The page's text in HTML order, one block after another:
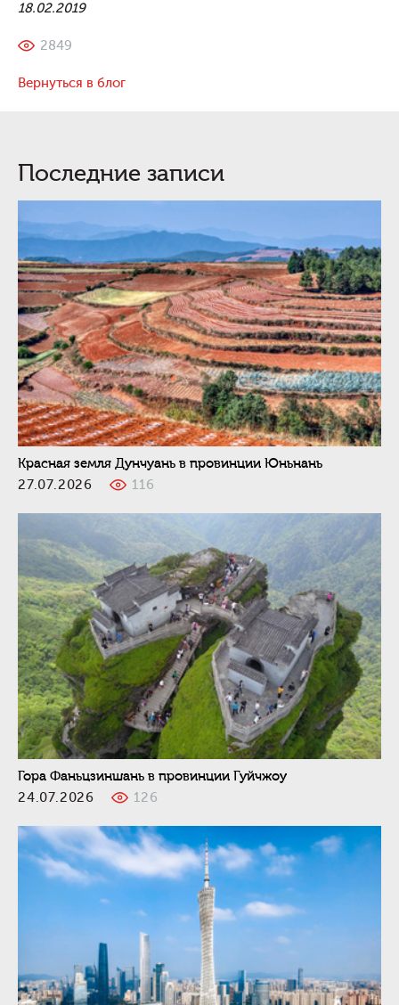
18.02.2019
2849
Вернуться в блог
Последние записи
Красная земля Дунчуань в провинции Юньнань
27.07.2026
116
Гора Фаньцзиншань в провинции Гуйчжоу
24.07.2026
126